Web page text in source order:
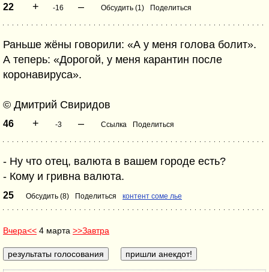
22 + -16 – Обсудить (1) Поделиться
Раньше жёны говорили: «А у меня голова болит».
А теперь: «Дорогой, у меня карантин после
коронавируса».
© Дмитрий Свиридов
46 + -3 – Ссылка Поделиться
- Ну что отец, валюта в вашем городе есть?
- Кому и гривна валюта.
25 Обсудить (8) Поделиться контент соме лье
Вчера<< 4 марта >>Завтра